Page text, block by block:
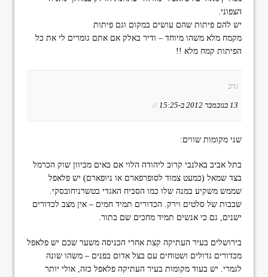
הצפוני.
יש להם פיתות שהם עושים במקום וגם פיתות
מקמח מלא משהו מיוחד – ודיר באלק אם אתם גומרים לי את כל
הפיתות קמח מלא !!
נדב
13 בנובמבר 2012 ב-15:25 //
שני מקומות שווים:
בתל אביב באלנבי קרוב ליהודה הלוי אם באים מכיוון שוק הכרמל
בצד שמאל (כמעט צמוד לסופרפארם או ניופארם) יש פלאפל
שממש משקיע במנה שלו כמו הסביח האגדי בטשרניחובסקי.
שכבות של סלטים וירק. הכדורים תמיד חמים – אין מצב לכדורים
ישנים, גם כי אנשים תמיד מחכים שם בתור.
בירושלים בעיר העתיקה קצת אחרי הכניסה משער שכם יש פלאפל
מכדורים גדולים ושטוחים עם בצל אדום בפנים – משהו שונה
לגמרי. יש בעוד מקומות בעיר העתיקה פלאפל כזה, אולי יותר